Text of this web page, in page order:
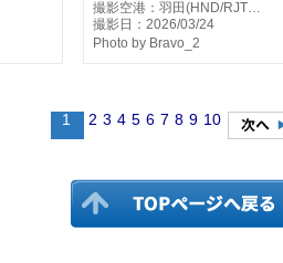
撮影空港：羽田(HND/RJT…
撮影日：2026/03/24
Photo by Bravo_2
1 2 3 4 5 6 7 8 9 10